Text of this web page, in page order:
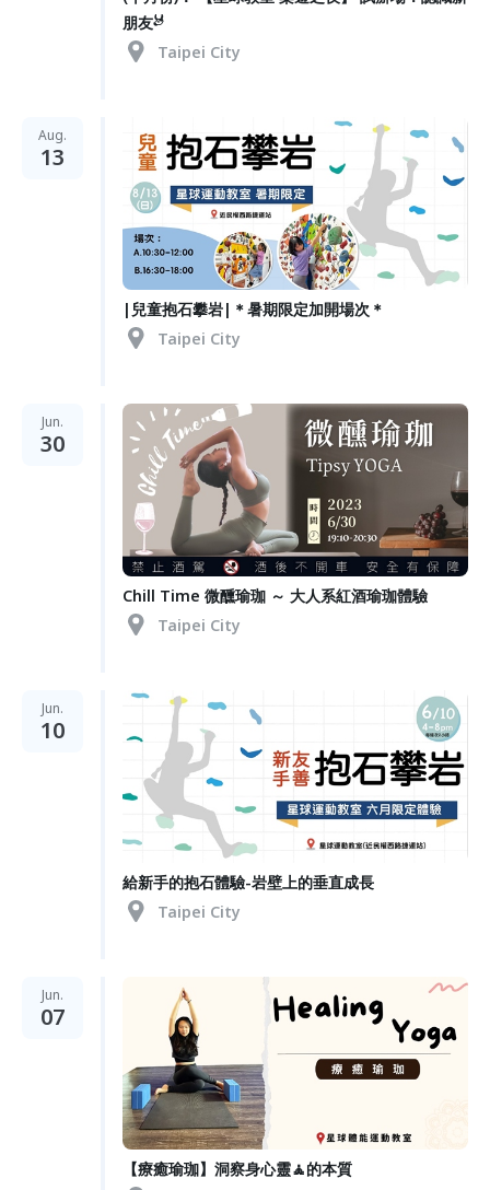
朋友𓃾
Taipei City
Aug.
13
|兒童抱石攀岩|＊暑期限定加開場次＊
Taipei City
Jun.
30
Chill Time 微醺瑜珈 ～ 大人系紅酒瑜珈體驗
Taipei City
Jun.
10
給新手的抱石體驗-岩壁上的垂直成長
Taipei City
Jun.
07
【療癒瑜珈】洞察身心靈🧘的本質